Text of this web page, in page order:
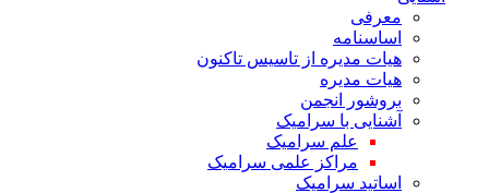
معرفی
اساسنامه
هیات مدیره از تاسیس تاکنون
هیات مدیره
بروشور انجمن
آشنایی با سرامیک
علم سرامیک
مراکز علمی سرامیک
اساتید سرامیک